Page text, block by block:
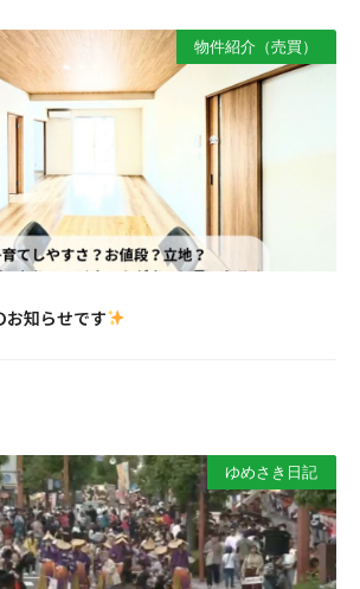
物件紹介（売買）
お知らせです
ゆめさき日記